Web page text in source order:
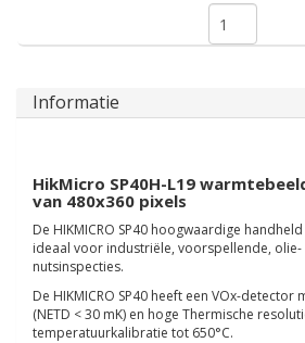
Informatie
HikMicro SP40H-L19
van 480x360 pixels
De HIKMICRO SP40 hoogwaardige
ideaal voor industriële, voorspellende, olie-
nutsinspecties.
De HIKMICRO SP40 heeft een VOx-
(NETD < 30 mK) en hoge Thermische
temperatuurkalibratie tot 650°C.